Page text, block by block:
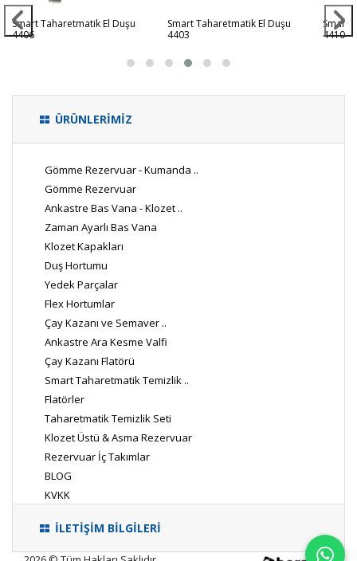
Smart Taharetmatik El Duşu
4406
Smart Taharetmatik El Duşu
4403
Smart
4410
ÜRÜNLERİMİZ
Gömme Rezervuar - Kumanda ..
Gömme Rezervuar
Ankastre Bas Vana - Klozet ..
Zaman Ayarlı Bas Vana
Klozet Kapakları
Duş Hortumu
Yedek Parçalar
Flex Hortumlar
Çay Kazanı ve Semaver ..
Ankastre Ara Kesme Valfi
Çay Kazanı Flatörü
Smart Taharetmatik Temizlik ..
Flatörler
Taharetmatik Temizlik Seti
Klozet Üstü & Asma Rezervuar
Rezervuar İç Takımlar
BLOG
KVKK
İLETİŞİM BİLGİLERİ